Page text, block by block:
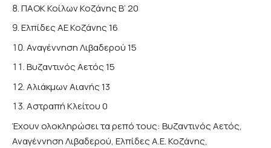
ΠΑΟΚ Κοίλων Κοζάνης Β’ 20
Ελπίδες ΑΕ Κοζάνης 16
Αναγέννηση Λιβαδερού 15
Βυζαντινός Αετός 15
Αλιάκμων Αιανής 13
Αστραπή Κλείτου 0
Έχουν ολοκληρώσει τα ρεπό τους: Βυζαντινός Αετός,
Αναγέννηση Λιβαδερού, Ελπίδες Α.Ε. Κοζάνης,